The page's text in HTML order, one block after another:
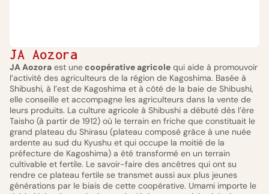
JA Aozora
JA Aozora est unecoopérative agricole qui aide à promouvoir
l’activité des agriculteurs de la région de Kagoshima. Basée à
Shibushi, à l’est de Kagoshima et à côté de la baie de Shibushi,
elle conseille et accompagne les agriculteurs dans la vente de
leurs produits. La culture agricole à Shibushi a débuté dès l’ère
Taisho (à partir de 1912) où le terrain en friche que constituait le
grand plateau du Shirasu (plateau composé grâce à une nuée
ardente au sud du Kyushu et qui occupe la moitié de la
préfecture de Kagoshima) a été transformé en un terrain
cultivable et fertile. Le savoir-faire des ancêtres qui ont su
rendre ce plateau fertile se transmet aussi aux plus jeunes
générations par le biais de cette coopérative. Umami importe le